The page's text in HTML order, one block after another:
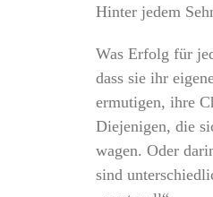
Hinter jedem
Was Erfolg für
dass sie ihr
ermutigen, ihre
Diejenigen, die
wagen. Oder
sind